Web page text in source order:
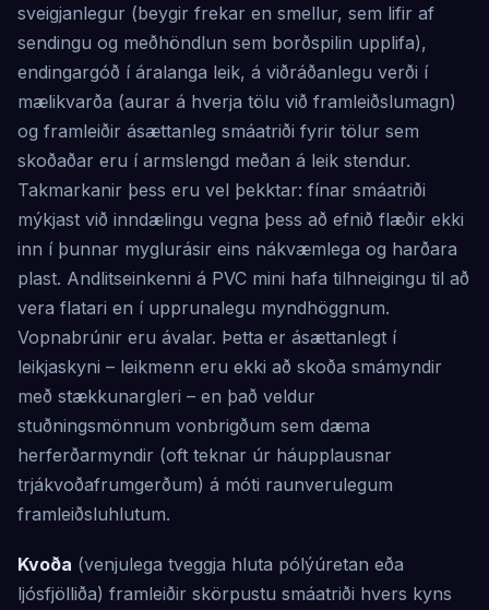
sveigjanlegur (beygir frekar en smellur, sem lifir af
sendingu og meðhöndlun sem borðspilin upplifa),
endingargóð í áralanga leik, á viðráðanlegu verði í
mælikvarða (aurar á hverja tölu við framleiðslumagn)
og framleiðir ásættanleg smáatriði fyrir tölur sem
skoðaðar eru í armslengd meðan á leik stendur.
Takmarkanir þess eru vel þekktar: fínar smáatriði
mýkjast við inndælingu vegna þess að efnið flæðir ekki
inn í þunnar myglurásir eins nákvæmlega og harðara
plast. Andlitseinkenni á PVC mini hafa tilhneigingu til að
vera flatari en í upprunalegu myndhöggnum.
Vopnabrúnir eru ávalar. Þetta er ásættanlegt í
leikjaskyni – leikmenn eru ekki að skoða smámyndir
með stækkunargleri – en það veldur
stuðningsmönnum vonbrigðum sem dæma
herferðarmyndir (oft teknar úr háupplausnar
trjákvoðafrumgerðum) á móti raunverulegum
framleiðsluhlutum.
Kvoða (venjulega tveggja hluta pólýúretan eða
ljósfjölliða) framleiðir skörpustu smáatriði hvers kyns